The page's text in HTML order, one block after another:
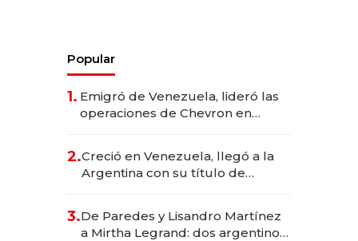
Popular
1. Emigró de Venezuela, lideró las
operaciones de Chevron en
2.Creció en Venezuela, llegó a la
Argentina con su título de
las marcas "fast premium"
3.De Paredes y Lisandro Martínez
a Mirtha Legrand: dos argentinos